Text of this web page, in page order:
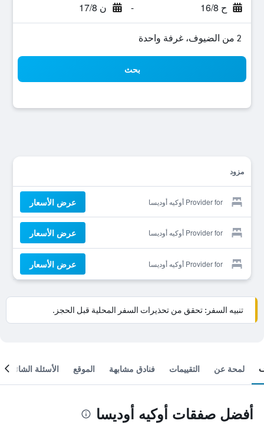
ح 16/8 - ن 17/8
2 من الضيوف، غرفة واحدة
بحث
مزود
Provider for أوكيه أوديسا عرض الأسعار
Provider for أوكيه أوديسا عرض الأسعار
Provider for أوكيه أوديسا عرض الأسعار
تنبيه السفر: تحقق من تحذيرات السفر المحلية قبل الحجز.
لمحة عن التقييمات فنادق مشابهة الموقع الأسئلة الشائعة
أفضل صفقات أوكيه أوديسا